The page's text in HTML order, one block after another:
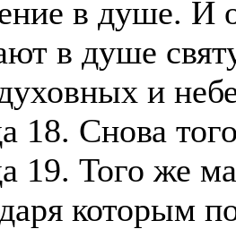
в душе. И
в душе
и
18. Снова
19. Того же
которым